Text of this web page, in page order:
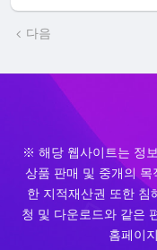
다음
※ 해당 웹사이트는 정
상품 판매 및 중개의 목
한 지적재산권 또한 침
청 및 다운로드와 같은
홈페이